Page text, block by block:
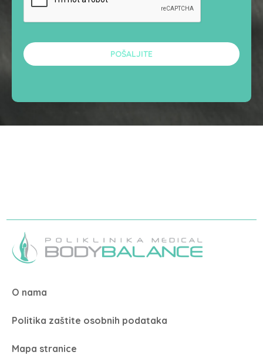
O nama
Politika zaštite osobnih podataka
Mapa stranice